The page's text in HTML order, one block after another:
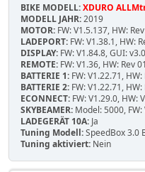
BIKE MODELL:XDURO
MODELL JAHR:2019
MOTOR: FW: V1.5.137, HW:
LADEPORT: FW: V1.38.1, HW:
DISPLAY: FW: V1.84.8, GUI:
REMOTE: FW: V1.36, HW: Rev
BATTERIE 1: FW: V1.22.71,
BATTERIE 2: FW: V1.22.71,
ECONNECT: FW: V1.29.0, HW:
SKYBEAMER: Model: 5000, FW:
LADEGERÄT 10A: Ja
Tuning Modell:SpeedBox 3.0
Tuning aktiviert: Nein